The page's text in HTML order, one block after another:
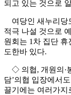
되고 있는 것으로
여당인 새누리당
적극 나설 것으로
원회는 1차 집단 휴
도한바 있다.
◇ 의협, 개원의·
담’의협 입장에서
끌기에는 여러가지